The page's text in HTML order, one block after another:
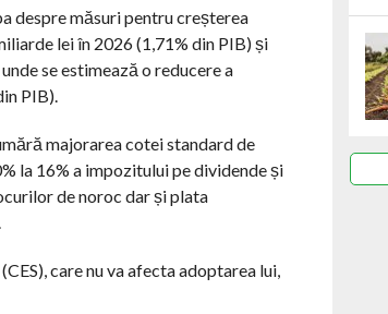
despre măsuri pentru creșterea
lei în 2026 (1,71% din PIB) și
se estimează o reducere a
PIB).
majorarea cotei standard de
la 16% a impozitului pe dividende și
de noroc dar și plata
care nu va afecta adoptarea lui,